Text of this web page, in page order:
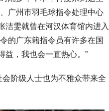
广州市羽毛球指令处理中心
洁雯就曾在河汉体育馆内进入
的广东籍指令员有许多在国
益，我也会一直热心。”
会阶级人士也为不雅众带来全